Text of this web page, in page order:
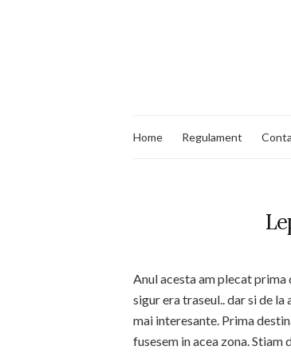
Home Regulament
Anul acesta am plecat prima
sigur era traseul.. dar si de
mai interesante. Prima
fusesem in acea zona. Stiam